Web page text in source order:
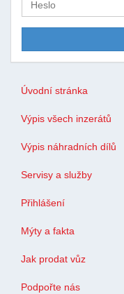
Úvodní stránka
Výpis všech inzerátů
Výpis náhradních dílů
Servisy a služby
Přihlášení
Mýty a fakta
Jak prodat vůz
Podpořte nás